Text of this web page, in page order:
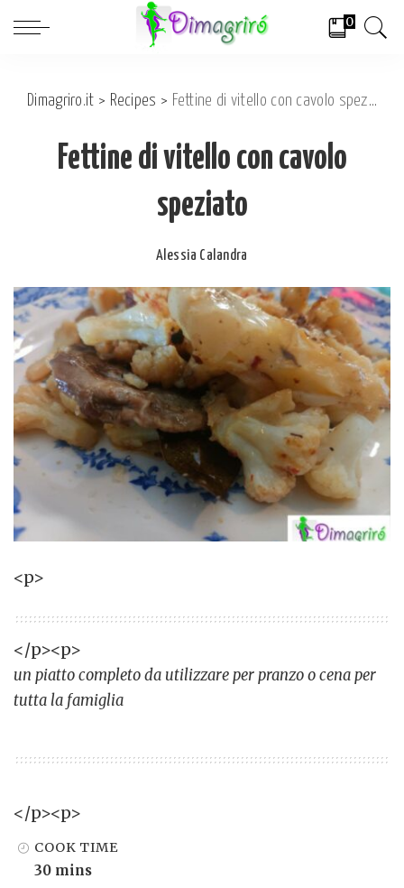
0
Dimagriro.it > Recipes > Fettine di vitello con cavolo speziato
Fettine di vitello con cavolo
speziato
Posted
Alessia Calandra
<p>
</p><p>
un piatto completo da utilizzare per pranzo o cena per
tutta la famiglia
</p><p>
COOK TIME
30 mins